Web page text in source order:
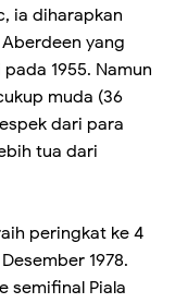
ia diharapkan
yang
1955. Namun
muda (36
dari para
tua dari
peringkat ke 4
1978.
semifinal Piala